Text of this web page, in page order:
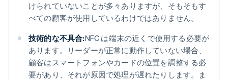
けられていないことが多々ありますが、そもそもす
べての顧客が使用しているわけではありません。
技術的な不具合:NFC は端末の近くで使用する必要が
あります。リーダーが正常に動作していない場合、
顧客はスマートフォンやカードの位置を調整する必
要があり、それが原因で処理が遅れたりします。ま